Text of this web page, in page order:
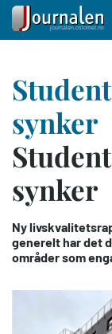
hovedinnhold
synker
synker
Ny
generelt har det
områder som